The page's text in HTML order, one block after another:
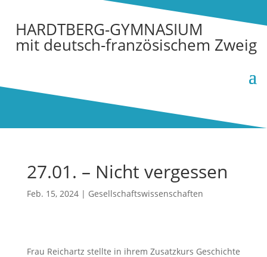
HARDTBERG-GYMNASIUM
mit deutsch-französischem Zweig
27.01. – Nicht vergessen
Feb. 15, 2024| Gesellschaftswissenschaften
Frau Reichartz stellte in ihrem Zusatzkurs Geschichte